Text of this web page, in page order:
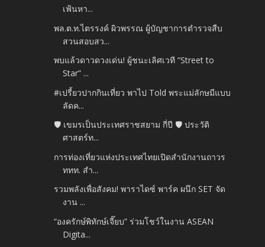
เฟ้นหา...
พล.ต.ท.ไตรรงค์ ผิวพรรณ ผู้บัญชาการตำรวจสืบ
สวนสอบสว...
พบแล้วดาวดวงเด่น! ผู้ชนะเลิศเวที “Street to
Star” ...
#เปรี้ยวปากกินเที่ยว พาไป Told พระแม่ลักษมีแบบ
ลัดค...
🛡️ เขมรเป็นประเทศราชสยาม กี่ปี 🛡️ ประวัติ
ศาสตร์ท...
การท่องเที่ยวแห่งประเทศไทยเปิดสำนักงานถาวร
ททท. สำ...
รวมพลังเพื่อสังคม! พาราไดซ์ พาร์ค ผนึก SET จัด
งาน ...
“องครักษ์พิทักษ์เจี๊ยบ” ร่วมโชว์ในงาน ASEAN
Digita...